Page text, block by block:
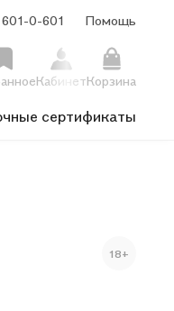
601-0-601 Помощь
КабинетКорзина
сертификаты
18+